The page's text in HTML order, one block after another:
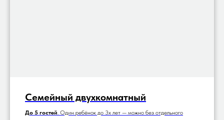
Семейный двухкомнатный
До 5 гостей. Один ребёнок до 3х лет — можно без отдельного